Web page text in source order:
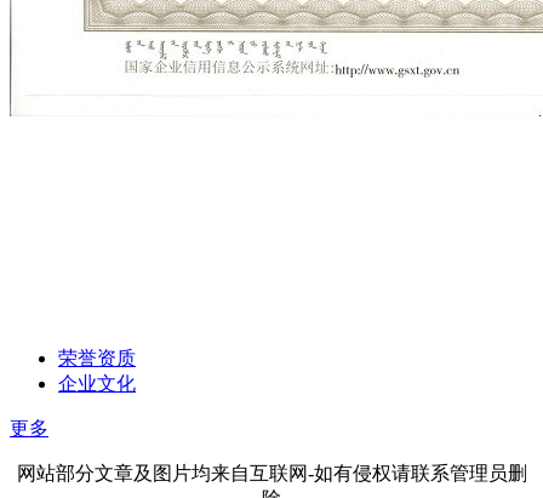
荣誉资质
企业文化
更多
网站部分文章及图片均来自互联网-如有侵权请联系管理员删